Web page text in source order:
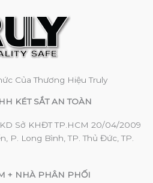
Của Thương Hiệu Truly
KÉT SẮT AN TOÀN
Sở KHĐT TP.HCM 20/04/2009
P. Long Bình, TP. Thủ Đức, TP.
+ NHÀ PHÂN PHỐI